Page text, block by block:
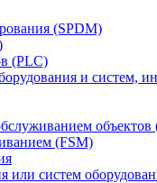
(SPDM)
(PLC)
и систем,
(FSM)
или систем